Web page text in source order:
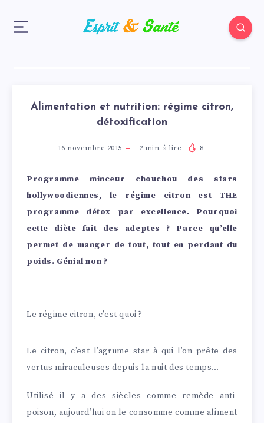
Alimentation et nutrition: régime citron,
détoxification
16 novembre 2015 2 min. à lire 8
Programme minceur chouchou des stars
hollywoodiennes, le régime citron est THE
programme détox par excellence. Pourquoi
cette diète fait des adeptes ? Parce qu’elle
permet de manger de tout, tout en perdant du
poids. Génial non ?
Le régime citron, c’est quoi ?
Le citron, c’est l’agrume star à qui l’on prête des
vertus miraculeuses depuis la nuit des temps…
Utilisé il y a des siècles comme remède anti-
poison, aujourd’hui on le consomme comme aliment